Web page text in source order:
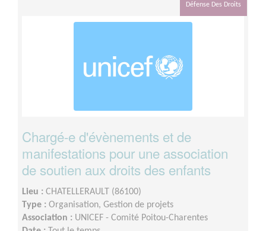
Défense Des Droits
Chargé-e d'évènements et de
manifestations pour une association
de soutien aux droits des enfants
Lieu : CHATELLERAULT (86100)
Type : Organisation, Gestion de projets
Association : UNICEF - Comité Poitou-Charentes